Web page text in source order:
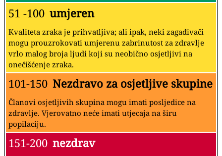
51 -100 umjeren
Kvaliteta zraka je prihvatljiva; ali ipak, neki zagađivači
mogu prouzrokovati umjerenu zabrinutost za zdravlje
vrlo malog broja ljudi koji su neobično osjetljivi na
onečišćenje zraka.
101-150 Nezdravo za osjetljive skupine
Članovi osjetljivih skupina mogu imati posljedice na
zdravlje. Vjerovatno neće imati utjecaja na širu
popilaciju.
151-200 nezdrav